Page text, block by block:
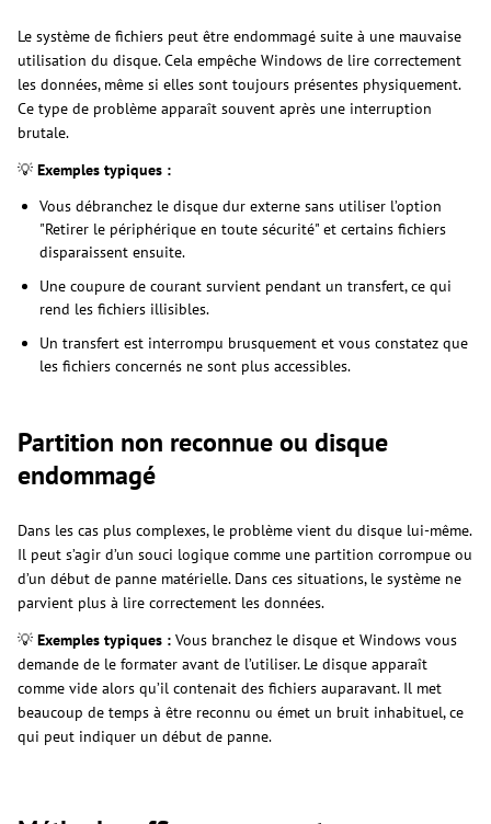
Le système de fichiers peut être endommagé suite à une mauvaise
utilisation du disque. Cela empêche Windows de lire correctement
les données, même si elles sont toujours présentes physiquement.
Ce type de problème apparaît souvent après une interruption
brutale.
💡 Exemples typiques :
Vous débranchez le disque dur externe sans utiliser l’option
"Retirer le périphérique en toute sécurité" et certains fichiers
disparaissent ensuite.
Une coupure de courant survient pendant un transfert, ce qui
rend les fichiers illisibles.
Un transfert est interrompu brusquement et vous constatez que
les fichiers concernés ne sont plus accessibles.
Partition non reconnue ou disque
endommagé
Dans les cas plus complexes, le problème vient du disque lui-même.
Il peut s’agir d’un souci logique comme une partition corrompue ou
d’un début de panne matérielle. Dans ces situations, le système ne
parvient plus à lire correctement les données.
💡 Exemples typiques : Vous branchez le disque et Windows vous
demande de le formater avant de l’utiliser. Le disque apparaît
comme vide alors qu’il contenait des fichiers auparavant. Il met
beaucoup de temps à être reconnu ou émet un bruit inhabituel, ce
qui peut indiquer un début de panne.